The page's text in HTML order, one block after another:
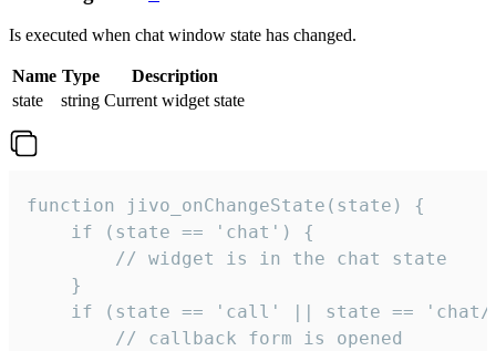
Is executed when chat window state has changed.
Name Type
Description
state
string Current widget state
function jivo_onChangeState(state) {
    if (state == 'chat') {
        // widget is in the chat state
    }
if (state == 'call' || state ==
        // callback form is opened